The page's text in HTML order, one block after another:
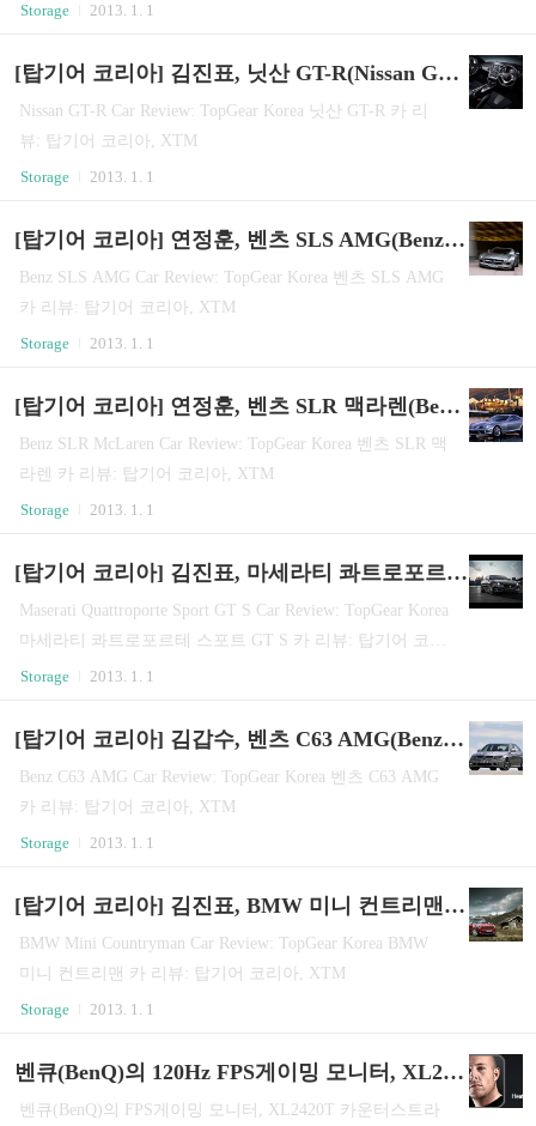
Storage
2013. 1. 1
[탑기어 코리아] 김진표, 닛산 GT-R(Nissan GT-R)
Nissan GT-R Car Review: TopGear Korea 닛산 GT-R 카 리
뷰: 탑기어 코리아, XTM
Storage
2013. 1. 1
[탑기어 코리아] 연정훈, 벤츠 SLS AMG(Benz SLS AMG)
Benz SLS AMG Car Review: TopGear Korea 벤츠 SLS AMG
카 리뷰: 탑기어 코리아, XTM
Storage
2013. 1. 1
[탑기어 코리아] 연정훈, 벤츠 SLR 맥라렌(Benz SLR McLaren)
Benz SLR McLaren Car Review: TopGear Korea 벤츠 SLR 맥
라렌 카 리뷰: 탑기어 코리아, XTM
Storage
2013. 1. 1
[탑기어 코리아] 김진표, 마세라티 콰트로포르테 스포트 GT S(Maserati Quattroporte Sport GT S)
Maserati Quattroporte Sport GT S Car Review: TopGear Korea
마세라티 콰트로포르테 스포트 GT S 카 리뷰: 탑기어 코리
아, XTM
Storage 2013. 1. 1
[탑기어 코리아] 김갑수, 벤츠 C63 AMG(Benz C63 AMG)
Benz C63 AMG Car Review: TopGear Korea 벤츠 C63 AMG
카 리뷰: 탑기어 코리아, XTM
Storage
2013. 1. 1
[탑기어 코리아] 김진표, BMW 미니 컨트리맨(BMW Mini Countryman)
BMW Mini Countryman Car Review: TopGear Korea BMW
미니 컨트리맨 카 리뷰: 탑기어 코리아, XTM
Storage
2013. 1. 1
벤큐(BenQ)의 120Hz FPS게이밍 모니터, XL2420T 리뷰
벤큐(BenQ)의 FPS게이밍 모니터, XL2420T 카운터스트라